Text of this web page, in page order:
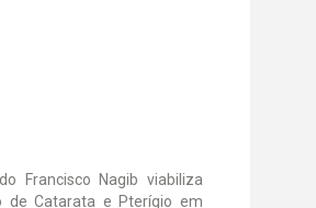
Francisco Nagib viabiliza
de Catarata e Pterígio em